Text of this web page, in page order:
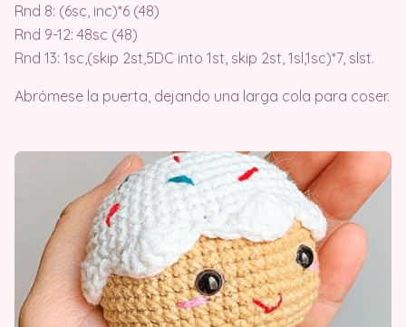
Rnd 8: (6sc, inc)*6 (48)
Rnd 9-12: 48sc (48)
Rnd 13: 1sc,(skip 2st,5DC into 1st, skip 2st, 1sl,1sc)*7, slst.
Abrómese la puerta, dejando una larga cola para coser.